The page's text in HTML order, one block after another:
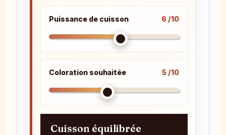
Puissance de cuisson 6 /10
Coloration souhaitée 5 /10
Cuisson équilibrée